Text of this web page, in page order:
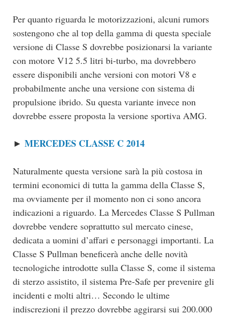
Per quanto riguarda le motorizzazioni, alcuni rumors
sostengono che al top della gamma di questa speciale
versione di Classe S dovrebbe posizionarsi la variante
con motore V12 5.5 litri bi-turbo, ma dovrebbero
essere disponibili anche versioni con motori V8 e
probabilmente anche una versione con sistema di
propulsione ibrido. Su questa variante invece non
dovrebbe essere proposta la versione sportiva AMG.
► MERCEDES CLASSE C 2014
Naturalmente questa versione sarà la più costosa in
termini economici di tutta la gamma della Classe S,
ma ovviamente per il momento non ci sono ancora
indicazioni a riguardo. La Mercedes Classe S Pullman
dovrebbe vendere soprattutto sul mercato cinese,
dedicata a uomini d’affari e personaggi importanti. La
Classe S Pullman beneficerà anche delle novità
tecnologiche introdotte sulla Classe S, come il sistema
di sterzo assistito, il sistema Pre-Safe per prevenire gli
incidenti e molti altri… Secondo le ultime
indiscrezioni il prezzo dovrebbe aggirarsi sui 200.000